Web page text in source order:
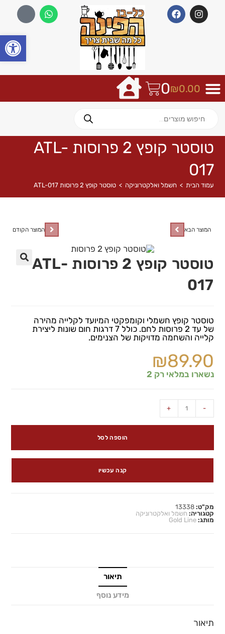
₪0.00
0
טוסטר קופץ 2 פרוסות ATL-
017
עמוד הבית > חשמל ואלקטרוניקה > טוסטר קופץ 2 פרוסות ATL-017
המוצר הקודם המוצר הבא
טוסטר קופץ 2 פרוסות ATL-
017
טוסטר קופץ חשמלי וקומפקטי המיועד לקלייה מהירה
של עד 2 פרוסות לחם. כולל 7 דרגות חום שונות ליצירת
קלייה והשחמה מדויקות של הצנימים.
₪89.90
נשארו במלאי רק 2
-
+
הוספה לסל
קנה עכשיו
מק"ט:13338
קטגוריה: חשמל ואלקטרוניקה
מותג:Gold Line
תיאור
מידע נוסף
תיאור